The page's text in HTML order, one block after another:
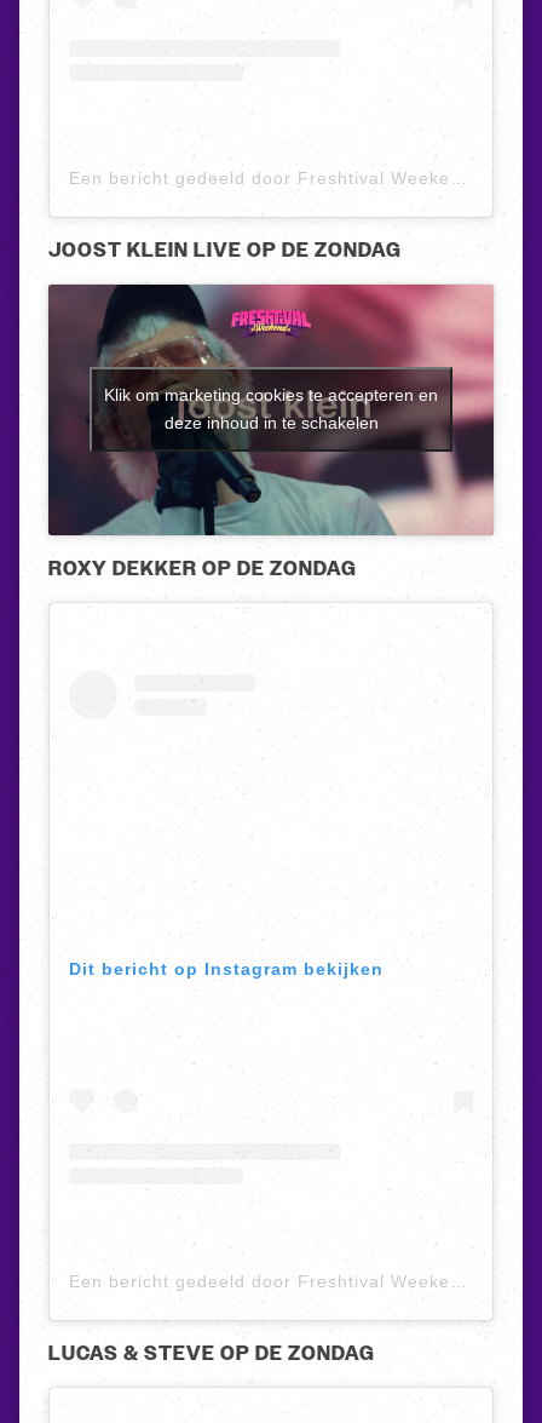
JOOST KLEIN LIVE OP DE ZONDAG
Klik om marketing cookies te accepteren en
deze inhoud in te schakelen
ROXY DEKKER OP DE ZONDAG
Dit bericht op Instagram bekijken
LUCAS & STEVE OP DE ZONDAG